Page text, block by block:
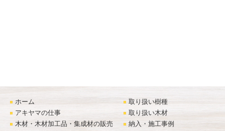
ホーム
アキヤマの仕事
木材・木材加工品・集成材の販売
取り扱い樹種
取り扱い木材
納入・施工事例